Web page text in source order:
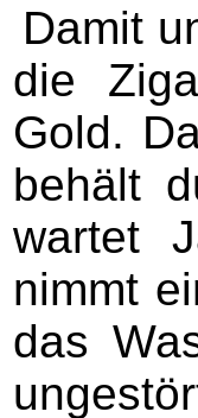
Damit
die
Gold.
behält
wartet
nimmt
das